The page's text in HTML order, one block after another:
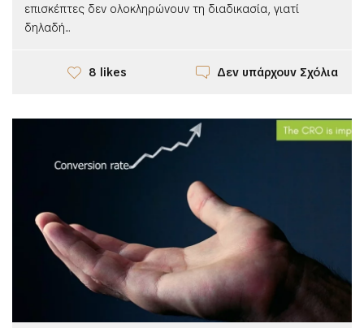
επισκέπτες δεν ολοκληρώνουν τη διαδικασία, γιατί
δηλαδή...
8 likes Δεν υπάρχουν Σχόλια